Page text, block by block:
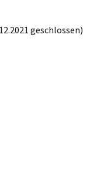
geschlossen)